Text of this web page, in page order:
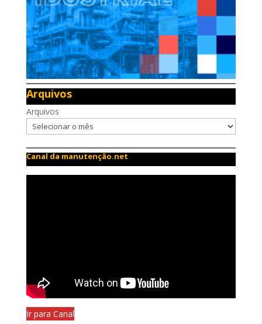
Arquivos
Arquivos
Canal da manutenção.net
Ir para Canal